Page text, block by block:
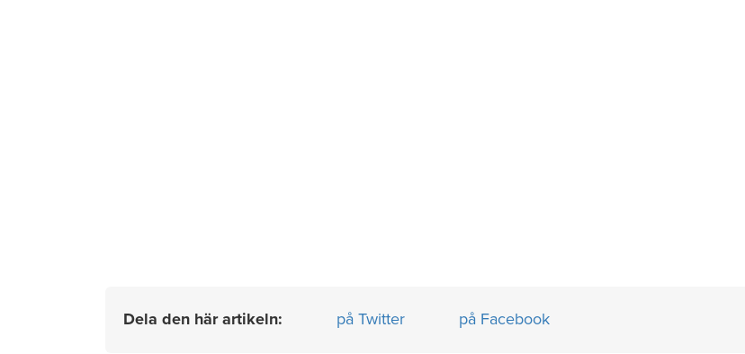
Dela den här artikeln: på Twitter på Facebook